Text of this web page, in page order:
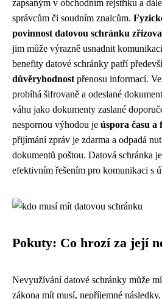
zapsaným v obchodním rejstříku a
správcům či soudním znalcům.
povinnost datovou schránku
jim může výrazně usnadnit
benefity datové schránky patří
důvěryhodnost přenosu informací.
probíhá šifrovaně a odeslané
váhu jako dokumenty zaslané
nespornou výhodou je úspora času a
přijímání zpráv je zdarma a odpadá
dokumentů poštou. Datová schránka
efektivním řešením pro komunikaci s
Pokuty: Co hrozí za její
Nevyužívání datové schránky může
zákona mít musí, nepříjemné následky.